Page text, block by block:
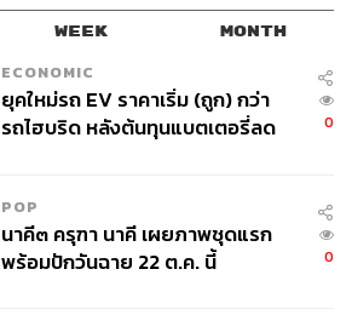
WEEK MONTH
ECONOMIC
ยุคใหม่รถ EV ราคาเริ่ม (ถูก) กว่า
รถไฮบริด หลังต้นทุนแบตเตอรี่ลด
0
POP
นาคี๓ ครุฑา นาคี เผยภาพชุดแรก
พร้อมปักวันฉาย 22 ต.ค. นี้
0